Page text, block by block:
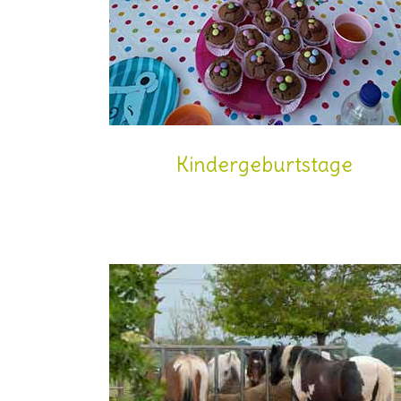
Kindergeburtstage